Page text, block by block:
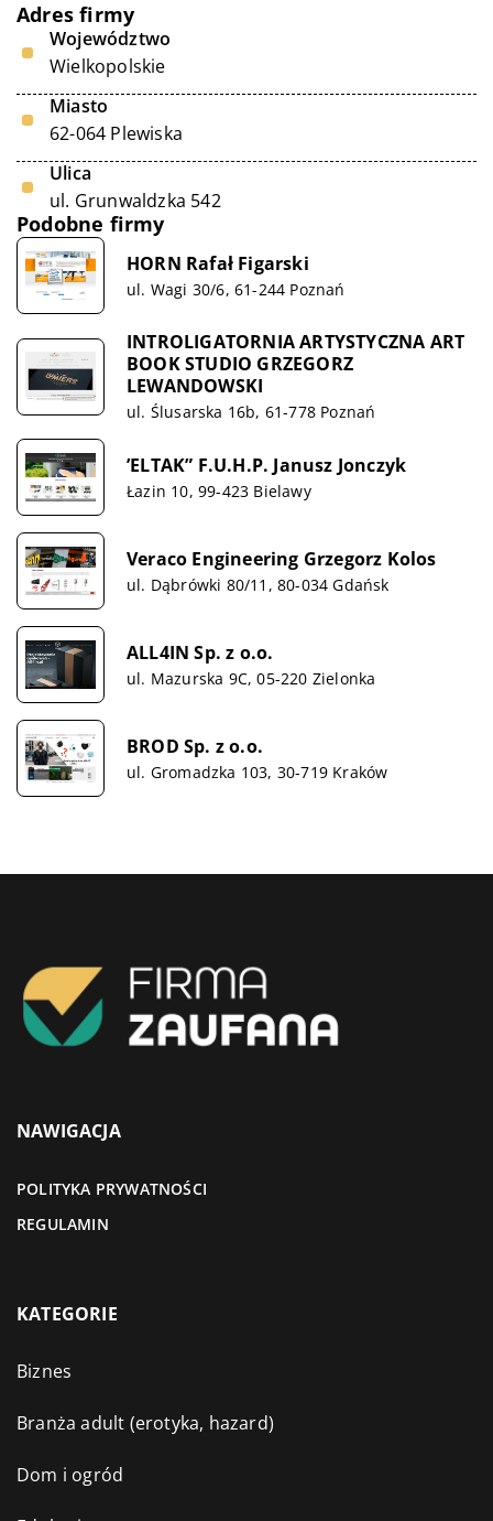
Adres firmy
Województwo
Wielkopolskie
Miasto
62-064 Plewiska
Ulica
ul. Grunwaldzka 542
Podobne firmy
HORN Rafał Figarski
ul. Wagi 30/6, 61-244 Poznań
INTROLIGATORNIA ARTYSTYCZNA ART
BOOK STUDIO GRZEGORZ
LEWANDOWSKI
ul. Ślusarska 16b, 61-778 Poznań
’ELTAK” F.U.H.P. Janusz Jonczyk
Łazin 10, 99-423 Bielawy
Veraco Engineering Grzegorz Kolos
ul. Dąbrówki 80/11, 80-034 Gdańsk
ALL4IN Sp. z o.o.
ul. Mazurska 9C, 05-220 Zielonka
BROD Sp. z o.o.
ul. Gromadzka 103, 30-719 Kraków
NAWIGACJA
POLITYKA PRYWATNOŚCI
REGULAMIN
KATEGORIE
Biznes
Branża adult (erotyka, hazard)
Dom i ogród